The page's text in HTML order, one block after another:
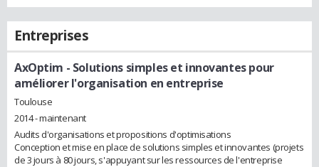
Entreprises
AxOptim - Solutions simples et innovantes pour
améliorer l'organisation en entreprise
Toulouse
2014 - maintenant
Audits d'organisations et propositions d'optimisations
Conception et mise en place de solutions simples et innovantes (projets
de 3 jours à 80 jours, s'appuyant sur les ressources de l'entreprise